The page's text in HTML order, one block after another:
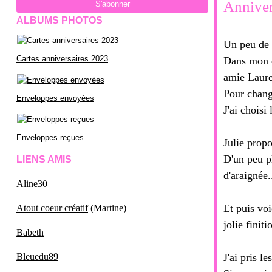
ALBUMS PHOTOS
Cartes anniversaires 2023
Enveloppes envoyées
Enveloppes reçues
LIENS AMIS
Aline30
Atout coeur créatif(Martine)
Babeth
Bleuedu89
Un peu
Dans mon
amie
Pour
J'ai choisi
Julie
D'un peu
Et puis
jolie
J'ai pris